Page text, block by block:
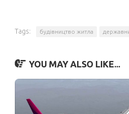
Tags: будівництво житла
YOU MAY ALSO LIKE...